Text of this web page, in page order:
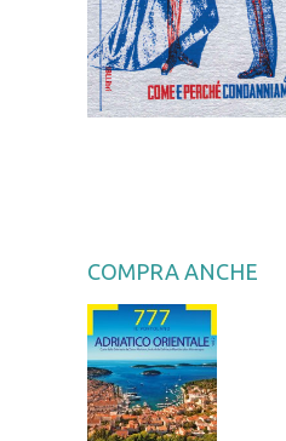
COMPRA ANCHE